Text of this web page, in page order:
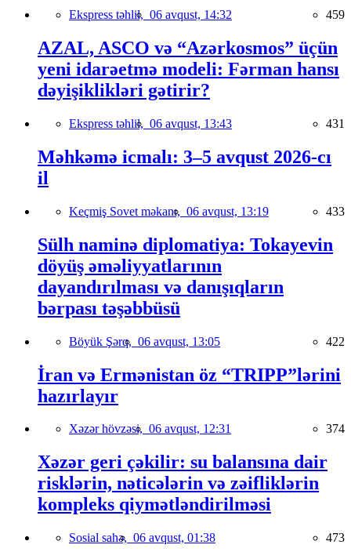
Ekspress təhlil, 06 avqust, 14:32 459
AZAL, ASCO və “Azərkosmos” üçün
yeni idarəetmə modeli: Fərman hansı
dəyişiklikləri gətirir?
Ekspress təhlil, 06 avqust, 13:43 431
Məhkəmə icmalı: 3–5 avqust 2026-cı
il
Keçmiş Sovet məkanı, 06 avqust, 13:19 433
Sülh naminə diplomatiya: Tokayevin
döyüş əməliyyatlarının
dayandırılması və danışıqların
bərpası təşəbbüsü
Böyük Şərq, 06 avqust, 13:05 422
İran və Ermənistan öz “TRIPP”lərini
hazırlayır
Xəzər hövzəsi, 06 avqust, 12:31 374
Xəzər geri çəkilir: su balansına dair
risklərin, nəticələrin və zəifliklərin
kompleks qiymətləndirilməsi
Sosial sahə, 06 avqust, 01:38 473